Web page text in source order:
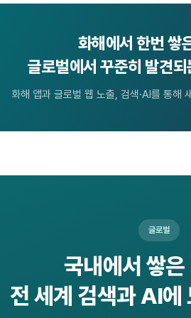
화해에서 한번 쌓
글로벌에서 꾸준히 발견
화해 앱과 글로벌 웹 노출, 검색·AI를 통해
글로벌
국내에서 쌓은
전 세계 검색과 AI에